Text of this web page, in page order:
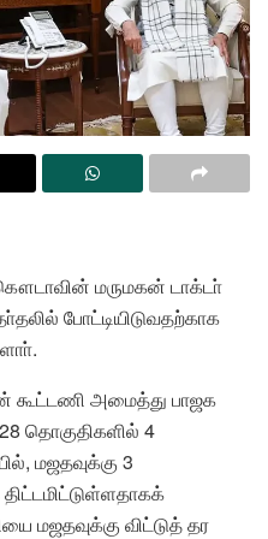
மருமகன் டாக்டா்
போட்டியிடுவதற்காக
கூட்டணி அமைத்து பாஜக
தொகுதிகளில் 4
மஜதவுக்கு 3
மஜதவுக்கு விட்டுத் தர